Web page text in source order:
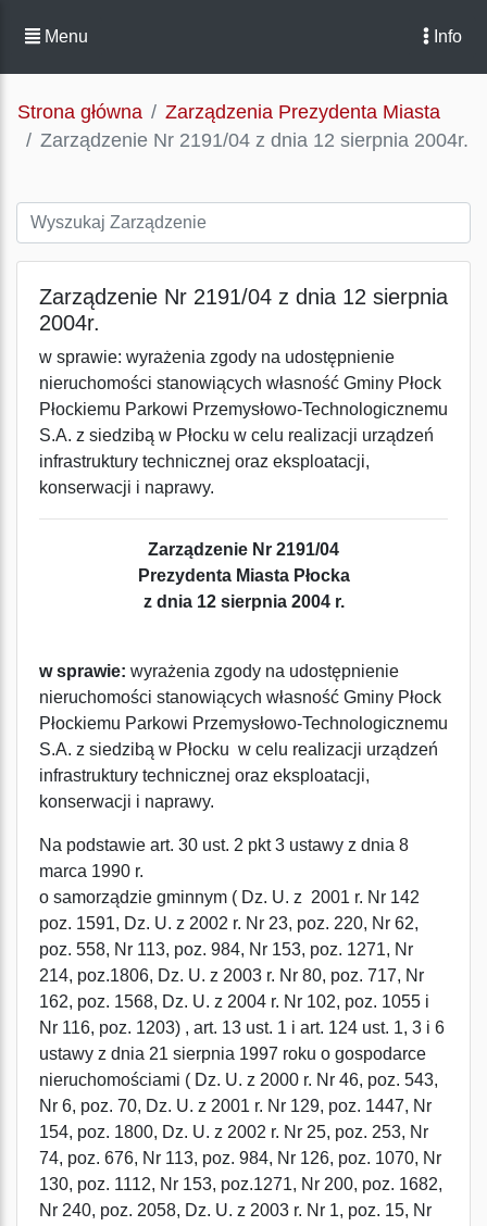
Menu Info
Strona główna
Zarządzenia Prezydenta Miasta
Zarządzenie Nr 2191/04 z dnia 12 sierpnia 2004r.
Zarządzenie Nr 2191/04 z dnia 12 sierpnia
2004r.
w sprawie: wyrażenia zgody na udostępnienie
nieruchomości stanowiących własność Gminy Płock
Płockiemu Parkowi Przemysłowo-Technologicznemu
S.A. z siedzibą w Płocku w celu realizacji urządzeń
infrastruktury technicznej oraz eksploatacji,
konserwacji i naprawy.
Zarządzenie Nr 2191/04
Prezydenta Miasta Płocka
z dnia 12 sierpnia 2004 r.
w sprawie: wyrażenia zgody na udostępnienie
nieruchomości stanowiących własność Gminy Płock
Płockiemu Parkowi Przemysłowo-Technologicznemu
S.A. z siedzibą w Płocku w celu realizacji urządzeń
infrastruktury technicznej oraz eksploatacji,
konserwacji i naprawy.
Na podstawie art. 30 ust. 2 pkt 3 ustawy z dnia 8
marca 1990 r.
o samorządzie gminnym ( Dz. U. z 2001 r. Nr 142
poz. 1591, Dz. U. z 2002 r. Nr 23, poz. 220, Nr 62,
poz. 558, Nr 113, poz. 984, Nr 153, poz. 1271, Nr
214, poz.1806, Dz. U. z 2003 r. Nr 80, poz. 717, Nr
162, poz. 1568, Dz. U. z 2004 r. Nr 102, poz. 1055 i
Nr 116, poz. 1203) , art. 13 ust. 1 i art. 124 ust. 1, 3 i 6
ustawy z dnia 21 sierpnia 1997 roku o gospodarce
nieruchomościami ( Dz. U. z 2000 r. Nr 46, poz. 543,
Nr 6, poz. 70, Dz. U. z 2001 r. Nr 129, poz. 1447, Nr
154, poz. 1800, Dz. U. z 2002 r. Nr 25, poz. 253, Nr
74, poz. 676, Nr 113, poz. 984, Nr 126, poz. 1070, Nr
130, poz. 1112, Nr 153, poz.1271, Nr 200, poz. 1682,
Nr 240, poz. 2058, Dz. U. z 2003 r. Nr 1, poz. 15, Nr